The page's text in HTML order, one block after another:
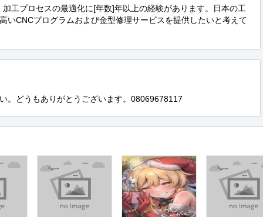
工プロセスの最適化に[年数]年以上の経験があります。日本の工
いCNCプログラムおよび金型修理サービスを提供したいと考えて
。どうもありがとうございます。08069678117